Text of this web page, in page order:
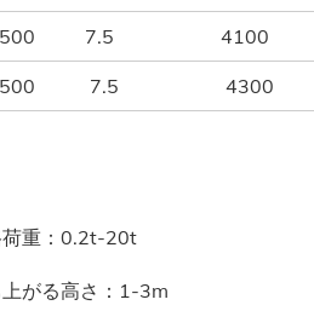
7.5 4100
7.5 4300
荷重：0.2t-20t
がる高さ：1-3m